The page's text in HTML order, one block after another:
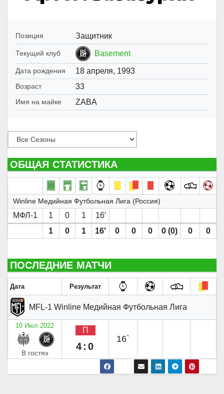
Позиция Защитник
Текущий клуб Basement
Дата рождения 18 апреля, 1993
Возраст 33
Имя на майке ZABA
ОБЩАЯ СТАТИСТИКА
Winline Медийная Футбольная Лига (Россия)
МФЛ-1 1 0 1
16′
1
0 1 16′ 0 0 0 0 (0) 0 0
ПОСЛЕДНИЕ МАТЧИ
Дата Результат
MFL-1 Winline Медийная Футбольная Лига
10 Июл 2022
В гостях
П
4:0
16`